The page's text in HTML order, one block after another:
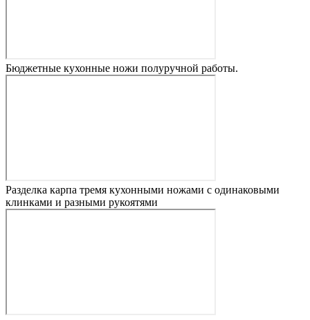
Бюджетные кухонные ножи полуручной работы.
Разделка карпа тремя кухонными ножами с одинаковыми
клинками и разными рукоятями